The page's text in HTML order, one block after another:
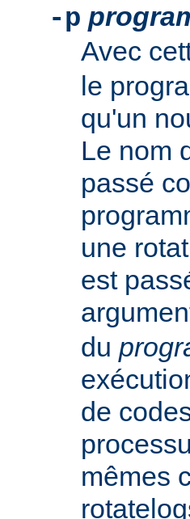
-p
Avec
le
qu'un
Le nom
passé
une
est
du
de
mêmes